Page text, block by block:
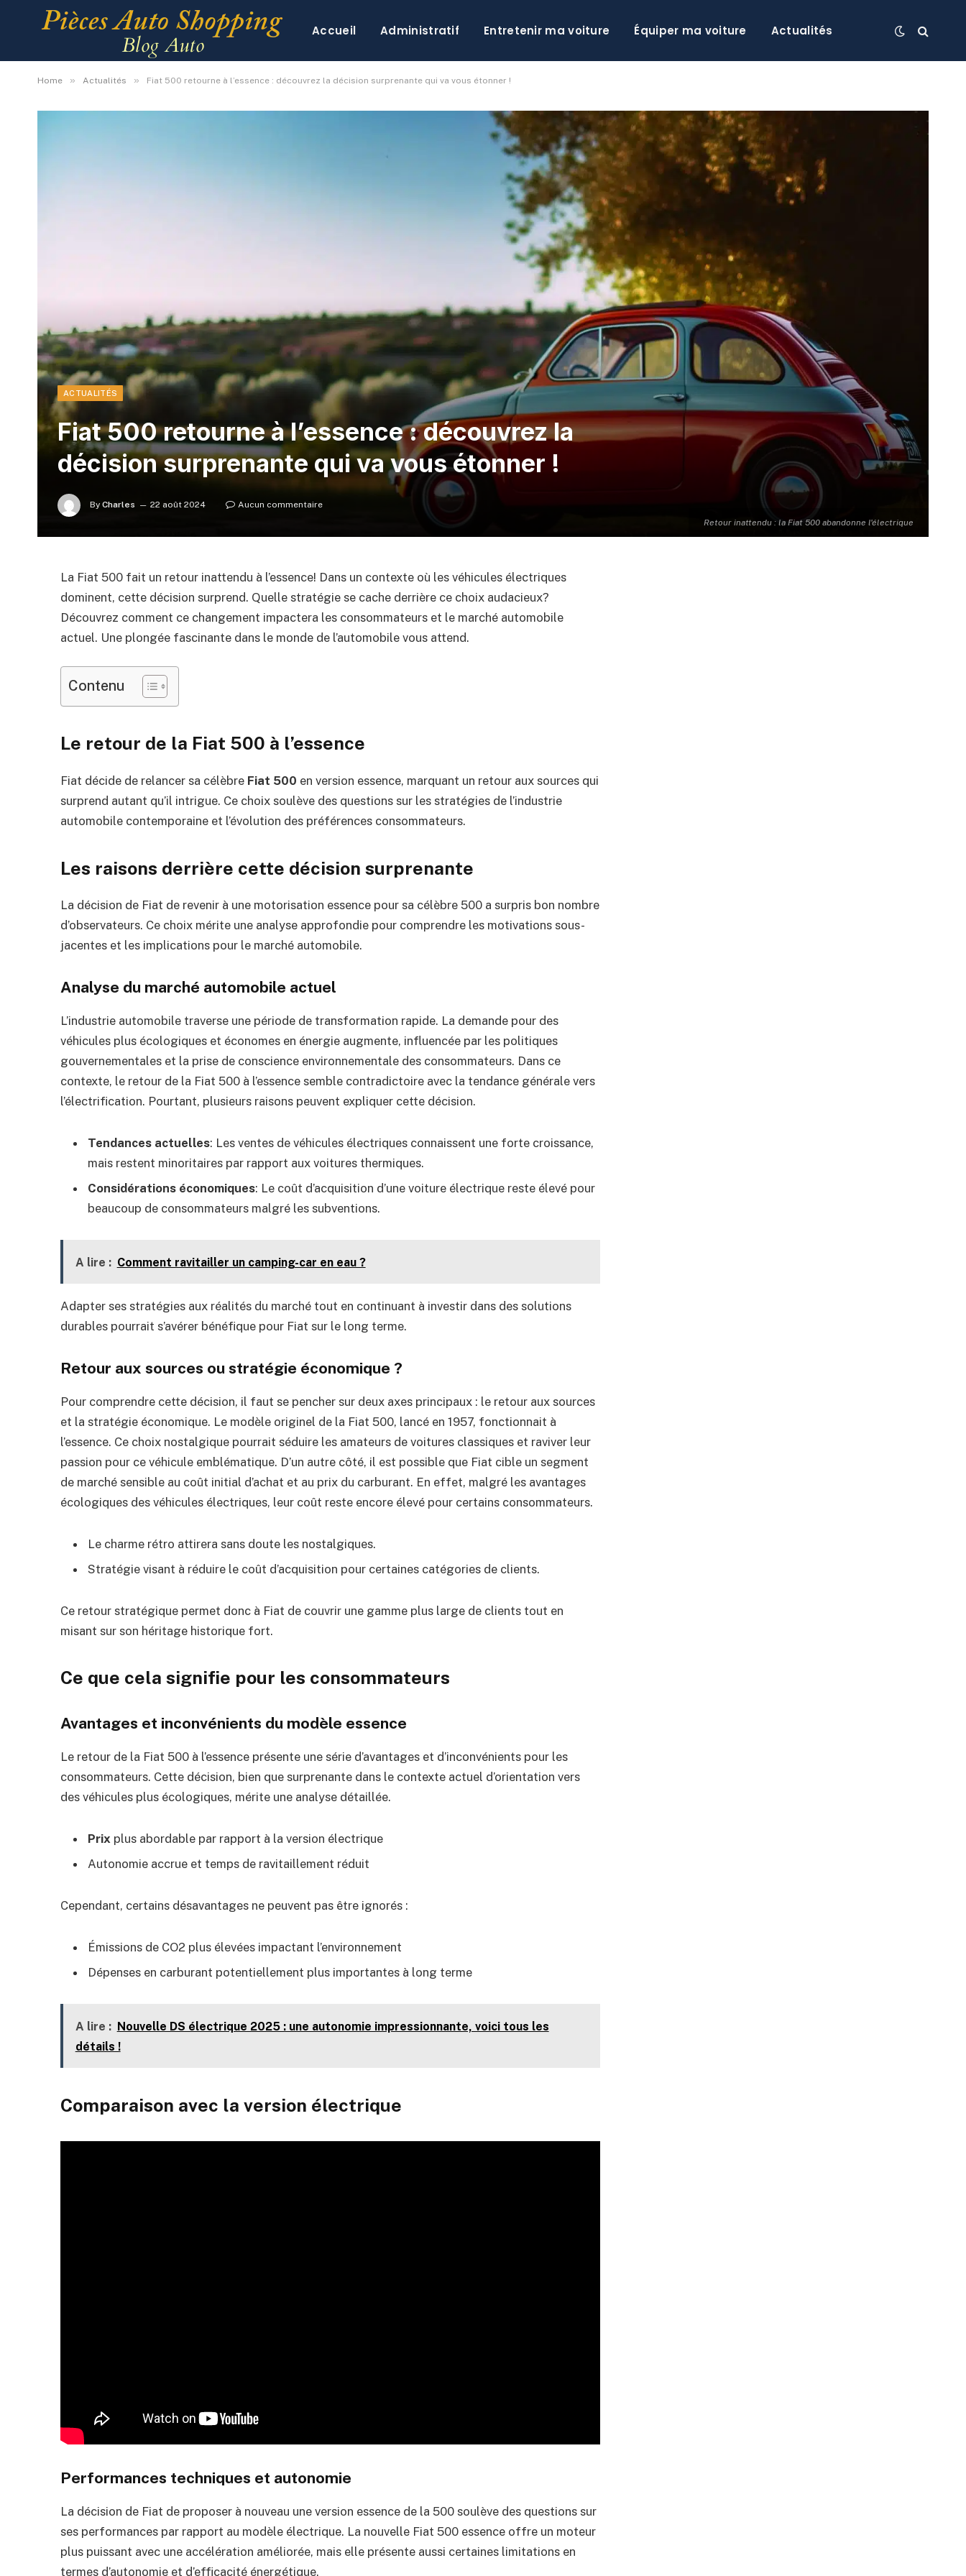
Accueil Administratif Entretenir ma voiture Équiper ma voiture Actualités
Home » Actualités » Fiat 500 retourne à l’essence : découvrez la décision surprenante qui va vous étonner !
Retour inattendu : la Fiat 500 abandonne l'électrique
ACTUALITÉS
Fiat 500 retourne à l’essence : découvrez la
décision surprenante qui va vous étonner !
By Charles 22 août 2024 Aucun commentaire
La Fiat 500 fait un retour inattendu à l’essence! Dans un contexte où les véhicules électriques
dominent, cette décision surprend. Quelle stratégie se cache derrière ce choix audacieux?
Découvrez comment ce changement impactera les consommateurs et le marché automobile
actuel. Une plongée fascinante dans le monde de l’automobile vous attend.
Contenu
Le retour de la Fiat 500 à l’essence
Fiat décide de relancer sa célèbre Fiat 500 en version essence, marquant un retour aux sources qui
surprend autant qu’il intrigue. Ce choix soulève des questions sur les stratégies de l’industrie
automobile contemporaine et l’évolution des préférences consommateurs.
Les raisons derrière cette décision surprenante
La décision de Fiat de revenir à une motorisation essence pour sa célèbre 500 a surpris bon nombre
d’observateurs. Ce choix mérite une analyse approfondie pour comprendre les motivations sous-
jacentes et les implications pour le marché automobile.
Analyse du marché automobile actuel
L’industrie automobile traverse une période de transformation rapide. La demande pour des
véhicules plus écologiques et économes en énergie augmente, influencée par les politiques
gouvernementales et la prise de conscience environnementale des consommateurs. Dans ce
contexte, le retour de la Fiat 500 à l’essence semble contradictoire avec la tendance générale vers
l’électrification. Pourtant, plusieurs raisons peuvent expliquer cette décision.
Tendances actuelles: Les ventes de véhicules électriques connaissent une forte croissance,
mais restent minoritaires par rapport aux voitures thermiques.
Considérations économiques: Le coût d’acquisition d’une voiture électrique reste élevé pour
beaucoup de consommateurs malgré les subventions.
A lire : Comment ravitailler un camping-car en eau ?
Adapter ses stratégies aux réalités du marché tout en continuant à investir dans des solutions
durables pourrait s’avérer bénéfique pour Fiat sur le long terme.
Retour aux sources ou stratégie économique ?
Pour comprendre cette décision, il faut se pencher sur deux axes principaux : le retour aux sources
et la stratégie économique. Le modèle originel de la Fiat 500, lancé en 1957, fonctionnait à
l’essence. Ce choix nostalgique pourrait séduire les amateurs de voitures classiques et raviver leur
passion pour ce véhicule emblématique. D’un autre côté, il est possible que Fiat cible un segment
de marché sensible au coût initial d’achat et au prix du carburant. En effet, malgré les avantages
écologiques des véhicules électriques, leur coût reste encore élevé pour certains consommateurs.
Le charme rétro attirera sans doute les nostalgiques.
Stratégie visant à réduire le coût d’acquisition pour certaines catégories de clients.
Ce retour stratégique permet donc à Fiat de couvrir une gamme plus large de clients tout en
misant sur son héritage historique fort.
Ce que cela signifie pour les consommateurs
Avantages et inconvénients du modèle essence
Le retour de la Fiat 500 à l’essence présente une série d’avantages et d’inconvénients pour les
consommateurs. Cette décision, bien que surprenante dans le contexte actuel d’orientation vers
des véhicules plus écologiques, mérite une analyse détaillée.
Prix plus abordable par rapport à la version électrique
Autonomie accrue et temps de ravitaillement réduit
Cependant, certains désavantages ne peuvent pas être ignorés :
Émissions de CO2 plus élevées impactant l’environnement
Dépenses en carburant potentiellement plus importantes à long terme
A lire : Nouvelle DS électrique 2025 : une autonomie impressionnante, voici tous les
détails !
Comparaison avec la version électrique
Performances techniques et autonomie
La décision de Fiat de proposer à nouveau une version essence de la 500 soulève des questions sur
ses performances par rapport au modèle électrique. La nouvelle Fiat 500 essence offre un moteur
plus puissant avec une accélération améliorée, mais elle présente aussi certaines limitations en
termes d’autonomie et d’efficacité énergétique.